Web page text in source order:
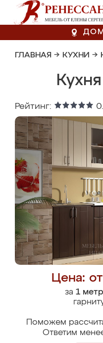
ГЛАВНАЯ → КУХНИ →
Рейтинг:
Цена:
за 1 метр
Поможем
Ответим